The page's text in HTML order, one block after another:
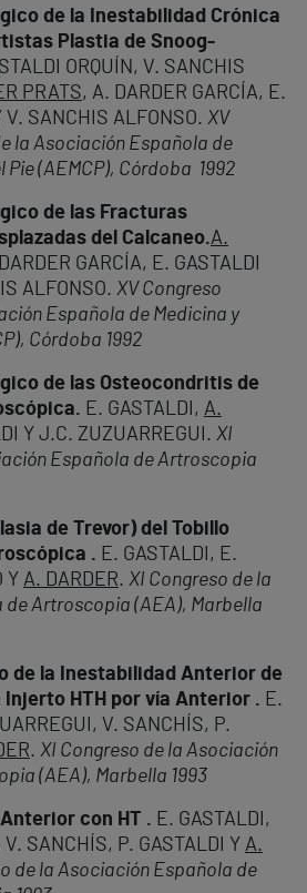
de la Inestabilidad Crónica
Plastia de Snoog-
ORQUÍN, V. SANCHIS
PRATS, A. DARDER GARCÍA, E.
V. SANCHIS ALFONSO. XV
la Asociación Española de
Pie (AEMCP), Córdoba 1992
de las Fracturas
del Calcaneo.A.
GARCÍA, E. GASTALDI
ALFONSO. XV Congreso
Española de Medicina y
Córdoba 1992
de las Osteocondritis de
E. GASTALDI, A.
Y J.C. ZUZUARREGUI. XI
Española de Artroscopia
de Trevor) del Tobillo
. E. GASTALDI, E.
Y A. DARDER. XI Congreso de la
Artroscopia (AEA), Marbella
de la Inestabilidad Anterior de
Injerto HTH por vía Anterior . E.
V. SANCHÍS, P.
. XI Congreso de la Asociación
(AEA), Marbella 1993
con HT . E. GASTALDI,
SANCHÍS, P. GASTALDI Y A.
de la Asociación Española de